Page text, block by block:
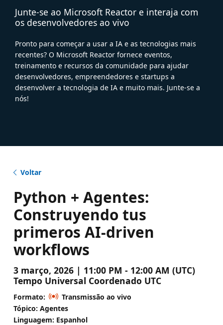
Junte-se ao Microsoft Reactor e interaja com
os desenvolvedores ao vivo
Pronto para começar a usar a IA e as tecnologias mais
recentes? O Microsoft Reactor fornece eventos,
treinamento e recursos da comunidade para ajudar
desenvolvedores, empreendedores e startups a
desenvolver a tecnologia de IA e muito mais. Junte-se a
nós!
Voltar
Python + Agentes:
Construyendo tus
primeros AI-driven
workflows
3 março, 2026 | 11:00 PM - 12:00 AM (UTC)
Tempo Universal Coordenado UTC
Formato:
Transmissão ao vivo
Tópico: Agentes
Linguagem: Espanhol